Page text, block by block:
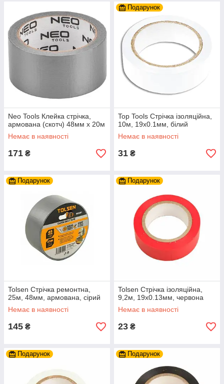
Neo Tools Клейка стрічка,
армована (скотч) 48мм х 20м
Немає в наявності
171 ₴
Подарунок
Top Tools Стрічка ізоляційна,
10м, 19x0.1мм, білий
Немає в наявності
31 ₴
Подарунок
Tolsen Стрічка ремонтна,
25м, 48мм, армована, сірий
Немає в наявності
145 ₴
Подарунок
Tolsen Стрічка ізоляційна,
9,2м, 19x0.13мм, червона
Немає в наявності
23 ₴
Подарунок Подарунок